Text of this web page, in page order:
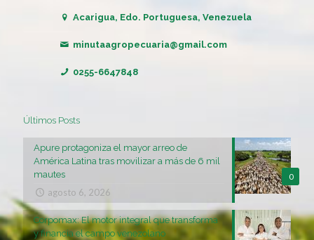
Acarigua, Edo. Portuguesa, Venezuela
minutaagropecuaria@gmail.com
0255-6647848
Últimos Posts
0
Apure protagoniza el mayor arreo de
América Latina tras movilizar a más de 6 mil
mautes
agosto 6, 2026
Corpomax: El motor integral que transforma
y financia el campo venezolano